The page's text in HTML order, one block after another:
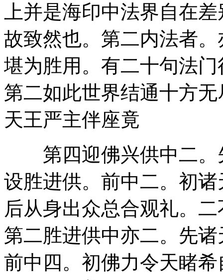
上并是海印中法界自在
故致然也。第二内法者
堪为胜用。有二十句法
第二如此世界结通十方
天王严主伴座竟
第四迎佛兴供中二。
设胜进供。前中二。初
后从身出众总合观礼。
第二胜进供中亦二。先
前中四。初佛力令天睹